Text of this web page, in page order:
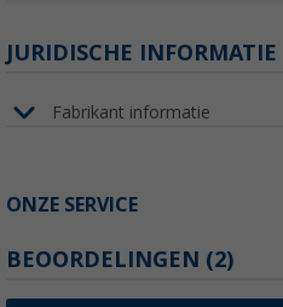
JURIDISCHE INFORMATIE
Fabrikant informatie
ONZE SERVICE
BEOORDELINGEN (2)